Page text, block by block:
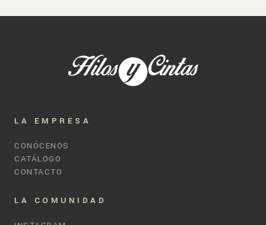
LA EMPRESA
CONÓCENOS
CATÁLOGO
CONTACTO
LA COMUNIDAD